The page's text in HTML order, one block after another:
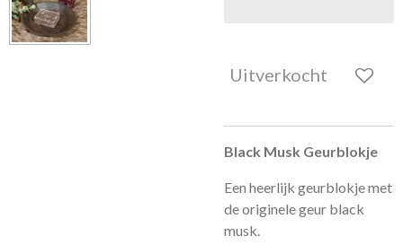
Uitverkocht
Black Musk Geurblokje
Een heerlijk geurblokje met
de originele geur black
musk.